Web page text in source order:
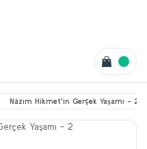
Nâzım Hikmet'in Gerçek Yaşamı - 2